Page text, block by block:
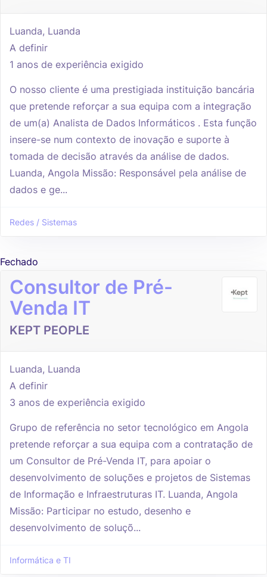
Luanda, Luanda
A definir
1 anos de experiência exigido
O nosso cliente é uma prestigiada instituição bancária
que pretende reforçar a sua equipa com a integração
de um(a) Analista de Dados Informáticos . Esta função
insere-se num contexto de inovação e suporte à
tomada de decisão através da análise de dados.
Luanda, Angola Missão: Responsável pela análise de
dados e ge...
Redes / Sistemas
Fechado
Consultor de Pré-
Venda IT
KEPT PEOPLE
Luanda, Luanda
A definir
3 anos de experiência exigido
Grupo de referência no setor tecnológico em Angola
pretende reforçar a sua equipa com a contratação de
um Consultor de Pré-Venda IT, para apoiar o
desenvolvimento de soluções e projetos de Sistemas
de Informação e Infraestruturas IT. Luanda, Angola
Missão: Participar no estudo, desenho e
desenvolvimento de soluçõ...
Informática e TI